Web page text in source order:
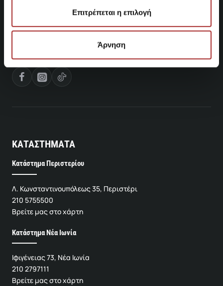
Επιτρέπεται η επιλογή
Άρνηση
ΚΑΤΑΣΤΗΜΑΤΑ
Κατάστημα Περιστερίου
Λ. Κωνσταντινουπόλεως 35, Περιστέρι
210 5755500
Βρείτε μας στο χάρτη
Κατάστημα Νέα Ιωνία
Ιφιγένειας 73, Νέα Ιωνία
210 2797111
Βρείτε μας στο χάρτη